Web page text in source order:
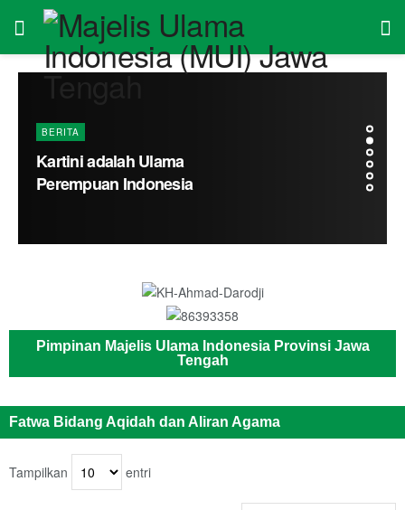
BERITA
Kartini adalah Ulama
Perempuan Indonesia
Pimpinan Majelis Ulama Indonesia Provinsi Jawa
Tengah
Fatwa Bidang Aqidah dan Aliran Agama
Tampilkan entri